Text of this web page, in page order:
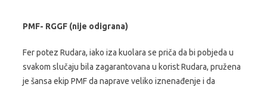
PMF- RGGF (nije odigrana)
Fer potez Rudara, iako iza kuolara se priča da bi pobjeda u
svakom slučaju bila zagarantovana u korist Rudara, pružena
je šansa ekip PMF da naprave veliko iznenađenje i da